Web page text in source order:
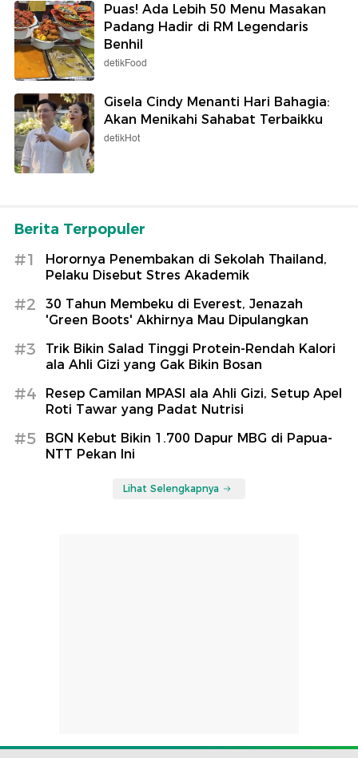
Puas! Ada Lebih 50 Menu Masakan
Padang Hadir di RM Legendaris
Benhil
detikFood
Gisela Cindy Menanti Hari Bahagia:
Akan Menikahi Sahabat Terbaikku
detikHot
Berita Terpopuler
#1
Horornya Penembakan di Sekolah Thailand,
Pelaku Disebut Stres Akademik
#2
30 Tahun Membeku di Everest, Jenazah
'Green Boots' Akhirnya Mau Dipulangkan
#3
Trik Bikin Salad Tinggi Protein-Rendah Kalori
ala Ahli Gizi yang Gak Bikin Bosan
#4
Resep Camilan MPASI ala Ahli Gizi, Setup Apel
Roti Tawar yang Padat Nutrisi
#5
BGN Kebut Bikin 1.700 Dapur MBG di Papua-
NTT Pekan Ini
Lihat Selengkapnya